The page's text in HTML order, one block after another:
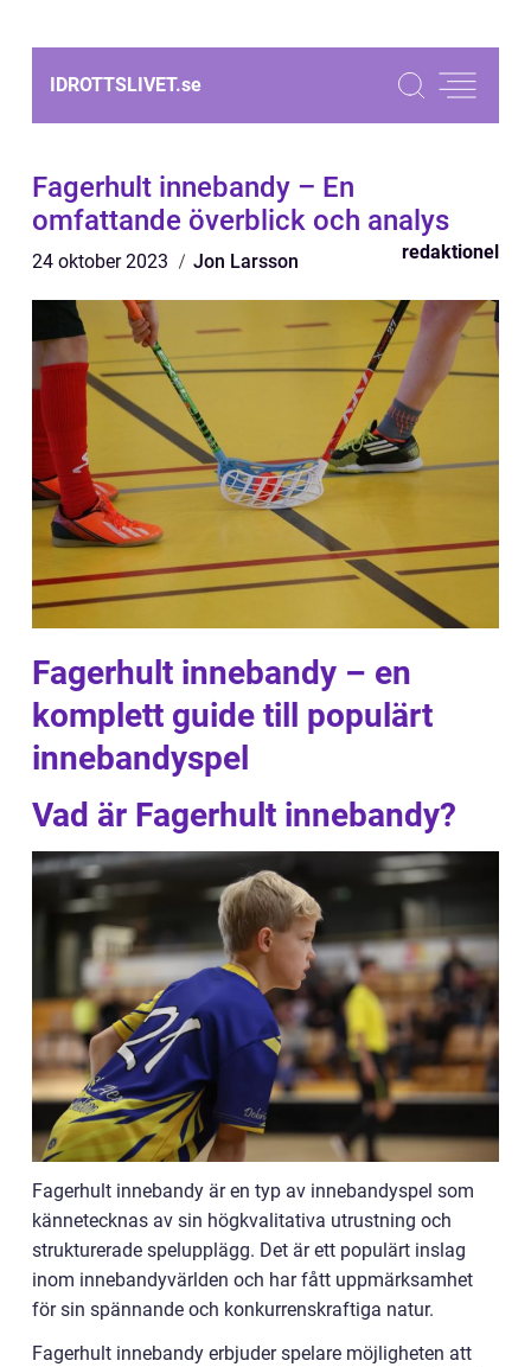
IDROTTSLIVET.se
Fagerhult innebandy – En
omfattande överblick och analys
24 oktober 2023 Jon Larsson redaktionel
Fagerhult innebandy – en
komplett guide till populärt
innebandyspel
Vad är Fagerhult innebandy?
Fagerhult innebandy är en typ av innebandyspel som
kännetecknas av sin högkvalitativa utrustning och
strukturerade spelupplägg. Det är ett populärt inslag
inom innebandyvärlden och har fått uppmärksamhet
för sin spännande och konkurrenskraftiga natur.
Fagerhult innebandy erbjuder spelare möjligheten att